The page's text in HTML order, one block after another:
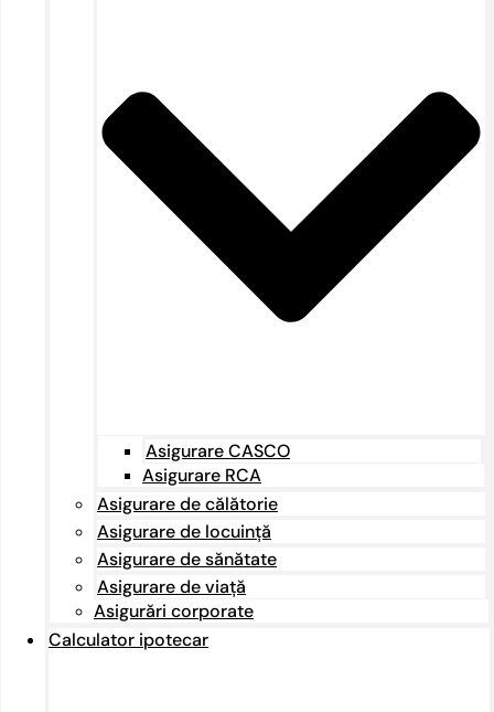
Asigurare CASCO
Asigurare RCA
Asigurare de călătorie
Asigurare de locuință
Asigurare de sănătate
Asigurare de viață
Asigurări corporate
Calculator ipotecar